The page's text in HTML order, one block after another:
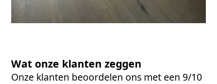
Wat onze klanten zeggen
Onze klanten beoordelen ons met een 9/10